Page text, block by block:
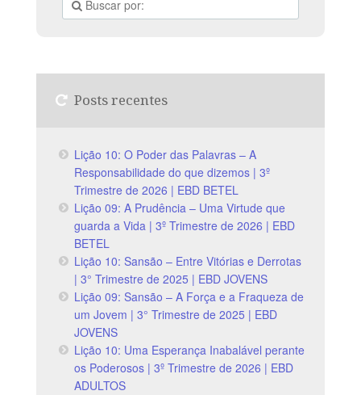
Posts recentes
Lição 10: O Poder das Palavras – A
Responsabilidade do que dizemos | 3º
Trimestre de 2026 | EBD BETEL
Lição 09: A Prudência – Uma Virtude que
guarda a Vida | 3º Trimestre de 2026 | EBD
BETEL
Lição 10: Sansão – Entre Vitórias e Derrotas
| 3° Trimestre de 2025 | EBD JOVENS
Lição 09: Sansão – A Força e a Fraqueza de
um Jovem | 3° Trimestre de 2025 | EBD
JOVENS
Lição 10: Uma Esperança Inabalável perante
os Poderosos | 3º Trimestre de 2026 | EBD
ADULTOS